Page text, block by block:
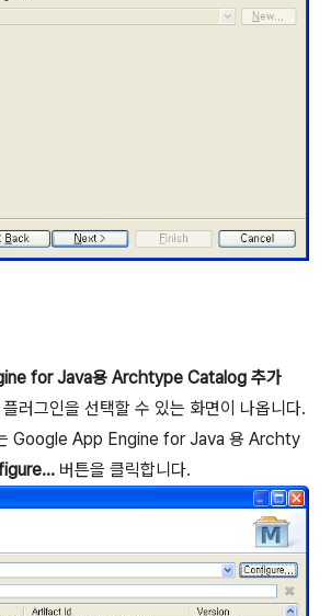
for Java용 Archtype Catalog 추가
러그인을 선택할 수 있는 화면이 나옵니다.
Google App Engine for Java 용 Archty
버튼을 클릭합니다.